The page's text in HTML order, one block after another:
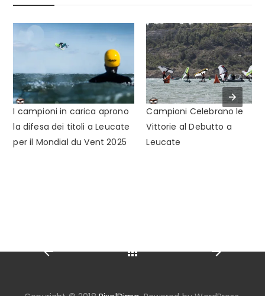
I campioni in carica aprono
la difesa dei titoli a Leucate
per il Mondial du Vent 2025
Campioni Celebrano le
Vittorie al Debutto a
Leucate